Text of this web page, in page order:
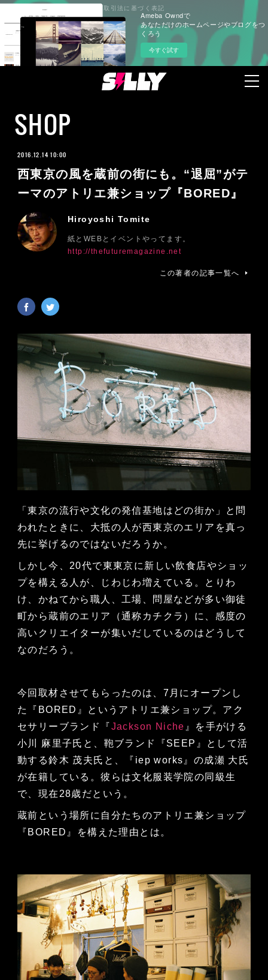
Ameba Owndで
あなただけのホームページやブログをつ
くろう
今すぐ試す
SHOP
2016.12.14 10:00
西東京の風を蔵前の街にも。“退屈”がテ
ーマのアトリエ兼ショップ『BORED』
Hiroyoshi Tomite
紙とWEBとイベントやってます。
http://thefuturemagazine.net
この著者の記事一覧へ
「東京の流行や文化の発信基地はどの街か」と問
われたときに、大抵の人が西東京のエリアを真っ
先に挙げるのではないだろうか。
しかし今、20代で東東京に新しい飲食店やショッ
プを構える人が、じわじわ増えている。とりわ
け、かねてから職人、工場、問屋などが多い御徒
町から蔵前のエリア（通称カチクラ）に、感度の
高いクリエイターが集いだしているのはどうして
なのだろう。
今回取材させてもらったのは、7月にオープンし
た『BORED』というアトリエ兼ショップ。アク
セサリーブランド『Jackson Niche 』を手がける
小川 麻里子氏と、鞄ブランド『SEEP』として活
動する鈴木 茂夫氏と、『iep works』の成瀬 大氏
が在籍している。彼らは文化服装学院の同級生
で、現在28歳だという。
蔵前という場所に自分たちのアトリエ兼ショップ
『BORED』を構えた理由とは。
プライバシーポリシー 特定商取引法に基づく表記